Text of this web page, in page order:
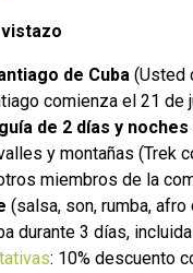
de Cuba (Usted
comienza el 21
de 2 días y noches
y montañas (Trek
miembros de la
(salsa, son, rumba,
durante 3 días,
: 10% descuento